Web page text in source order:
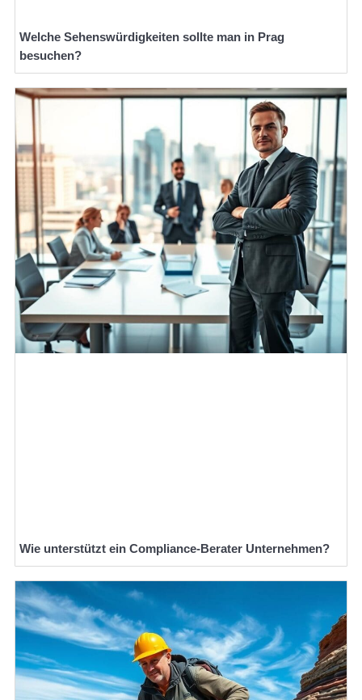
Welche Sehenswürdigkeiten sollte man in Prag
besuchen?
Wie unterstützt ein Compliance-Berater Unternehmen?